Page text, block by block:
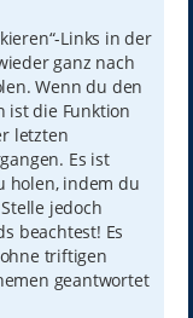
Links in der
ganz nach
Wenn du den
ist die Funktion
letzten
Es ist
holen, indem du
jedoch
beachtest! Es
triftigen
geantwortet